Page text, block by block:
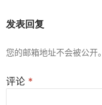
发表回复
您的邮箱地址不会被公开。
评论 *